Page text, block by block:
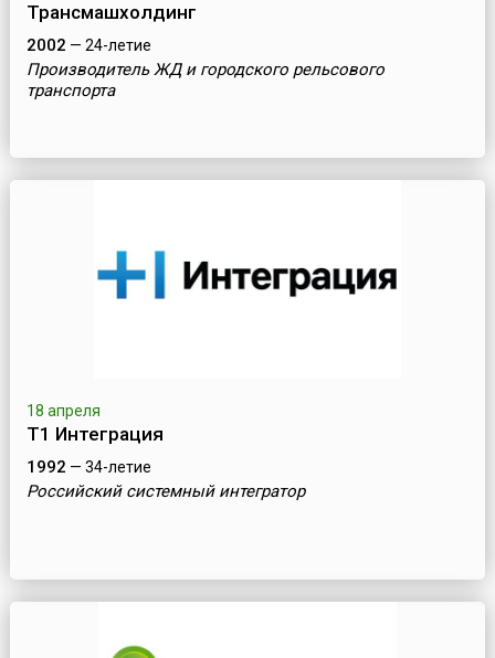
Трансмашхолдинг
2002 — 24-летие
Производитель ЖД и городского рельсового
транспорта
18 апреля
Т1 Интеграция
1992 — 34-летие
Российский системный интегратор